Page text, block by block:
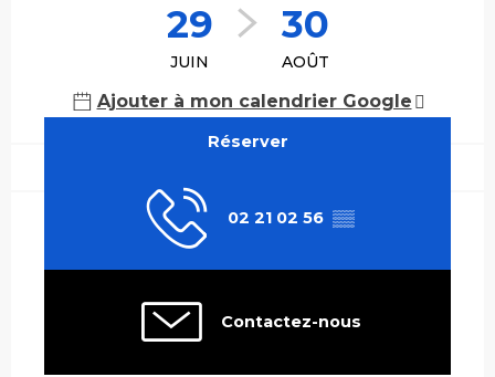
29
JUIN
30
AOÛT
Ajouter à mon calendrier Google
Réserver
02 21 02 56 ▒▒
Contactez-nous